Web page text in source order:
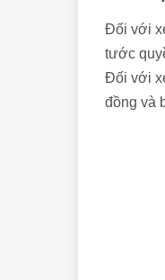
Đối với
tước
Đối với
đồng và